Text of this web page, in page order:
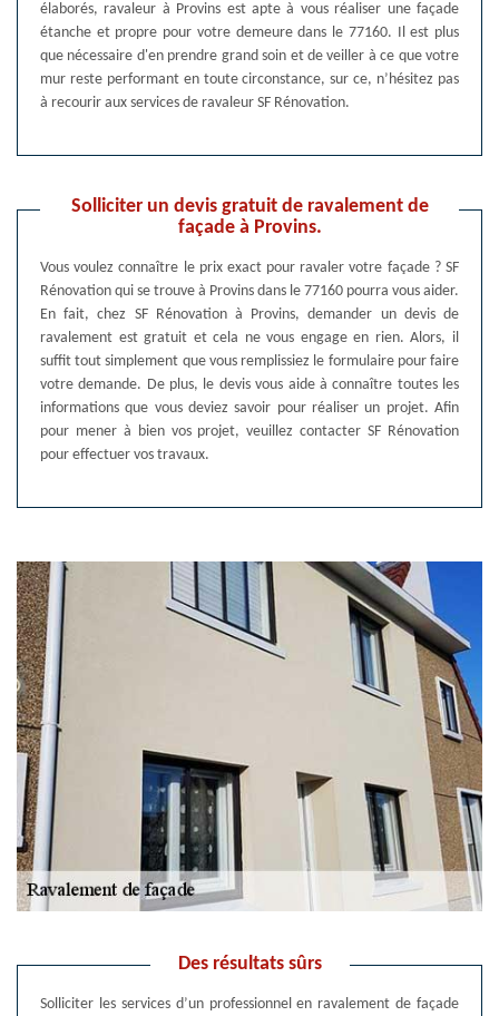
élaborés, ravaleur à Provins est apte à vous réaliser une façade
étanche et propre pour votre demeure dans le 77160. Il est plus
que nécessaire d'en prendre grand soin et de veiller à ce que votre
mur reste performant en toute circonstance, sur ce, n’hésitez pas
à recourir aux services de ravaleur SF Rénovation.
Solliciter un devis gratuit de ravalement de
façade à Provins.
Vous voulez connaître le prix exact pour ravaler votre façade ? SF
Rénovation qui se trouve à Provins dans le 77160 pourra vous aider.
En fait, chez SF Rénovation à Provins, demander un devis de
ravalement est gratuit et cela ne vous engage en rien. Alors, il
suffit tout simplement que vous remplissiez le formulaire pour faire
votre demande. De plus, le devis vous aide à connaître toutes les
informations que vous deviez savoir pour réaliser un projet. Afin
pour mener à bien vos projet, veuillez contacter SF Rénovation
pour effectuer vos travaux.
Des résultats sûrs
Solliciter les services d’un professionnel en ravalement de façade